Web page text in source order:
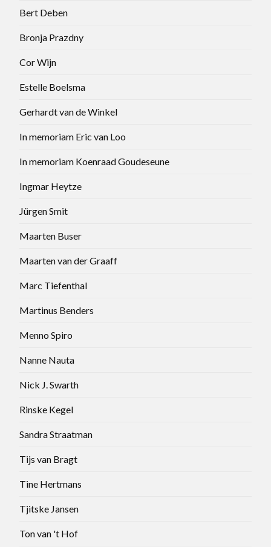
Bert Deben
Bronja Prazdny
Cor Wijn
Estelle Boelsma
Gerhardt van de Winkel
In memoriam Eric van Loo
In memoriam Koenraad Goudeseune
Ingmar Heytze
Jürgen Smit
Maarten Buser
Maarten van der Graaff
Marc Tiefenthal
Martinus Benders
Menno Spiro
Nanne Nauta
Nick J. Swarth
Rinske Kegel
Sandra Straatman
Tijs van Bragt
Tine Hertmans
Tjitske Jansen
Ton van 't Hof